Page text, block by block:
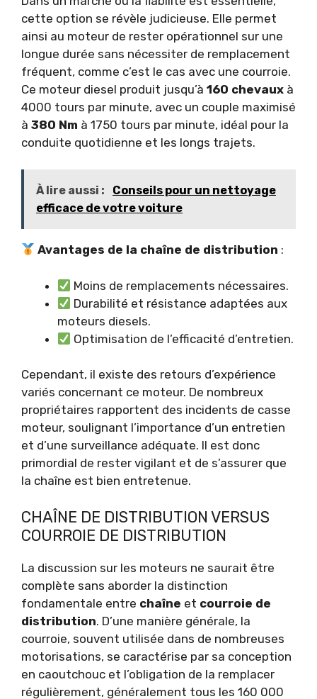
cette option se révèle judicieuse. Elle permet
ainsi au moteur de rester opérationnel sur une
longue durée sans nécessiter de remplacement
fréquent, comme c’est le cas avec une courroie.
Ce moteur diesel produit jusqu’à 160 chevaux à
4000 tours par minute, avec un couple maximisé
à 380 Nm à 1750 tours par minute, idéal pour la
conduite quotidienne et les longs trajets.
À lire aussi :
Conseils pour un nettoyage
efficace de votre voiture
Avantages de la chaîne de distribution :
Moins de remplacements nécessaires.
Durabilité et résistance adaptées aux
moteurs diesels.
Optimisation de l’efficacité d’entretien.
Cependant, il existe des retours d’expérience
variés concernant ce moteur. De nombreux
propriétaires rapportent des incidents de casse
moteur, soulignant l’importance d’un entretien
et d’une surveillance adéquate. Il est donc
primordial de rester vigilant et de s’assurer que
la chaîne est bien entretenue.
CHAÎNE DE DISTRIBUTION VERSUS
COURROIE DE DISTRIBUTION
La discussion sur les moteurs ne saurait être
complète sans aborder la distinction
fondamentale entre chaîne et courroie de
distribution. D’une manière générale, la
courroie, souvent utilisée dans de nombreuses
motorisations, se caractérise par sa conception
en caoutchouc et l’obligation de la remplacer
régulièrement, généralement tous les 160 000